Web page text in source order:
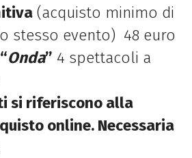
(acquisto minimo di
stesso evento) 48 euro
Onda” 4 spettacoli a
si riferiscono alla
online. Necessaria